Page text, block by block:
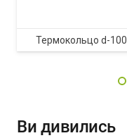
Термокольцо d-100
Ви дивились